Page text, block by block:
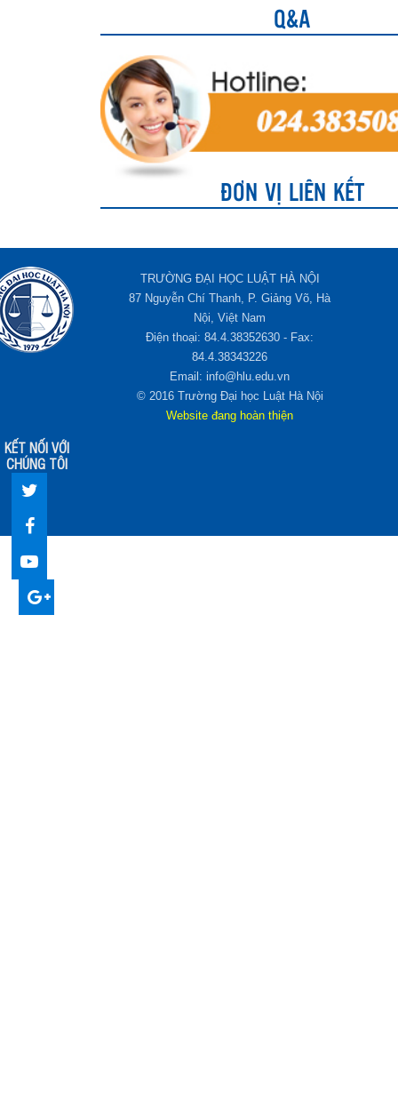
Q&A
ĐƠN VỊ LIÊN KẾT
TRƯỜNG ĐẠI HỌC LUẬT HÀ NỘI
87 Nguyễn Chí Thanh, P. Giảng Võ, Hà
Nội, Việt Nam
Điện thoại: 84.4.38352630 - Fax:
84.4.38343226
Email: info@hlu.edu.vn
© 2016 Trường Đại học Luật Hà Nội
Website đang hoàn thiện
KẾT NỐI VỚI
CHÚNG TÔI